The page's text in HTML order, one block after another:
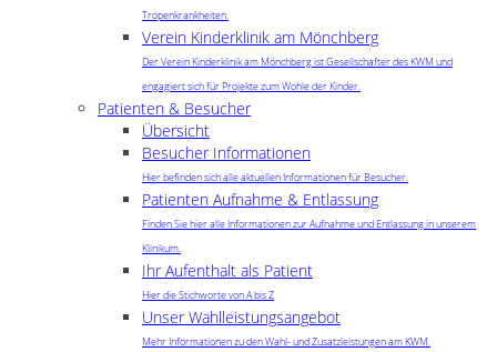
Tropenkrankheiten.
Verein Kinderklinik am Mönchberg
Der Verein Kinderklinik am Mönchberg ist Gesellschafter des KWM und
engagiert sich für Projekte zum Wohle der Kinder.
Patienten & Besucher
Übersicht
Besucher Informationen
Hier befinden sich alle aktuellen Informationen für Besucher.
Patienten Aufnahme & Entlassung
Finden Sie hier alle Informationen zur Aufnahme und Entlassung in unserem
Klinikum.
Ihr Aufenthalt als Patient
Hier die Stichworte von A bis Z
Unser Wahlleistungsangebot
Mehr Informationen zu den Wahl- und Zusatzleistungen am KWM.